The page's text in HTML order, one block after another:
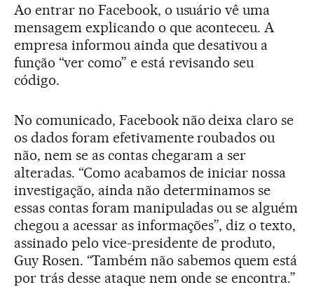
Ao entrar no Facebook, o usuário vê uma
mensagem explicando o que aconteceu. A
empresa informou ainda que desativou a
função “ver como” e está revisando seu
código.
No comunicado, Facebook não deixa claro se
os dados foram efetivamente roubados ou
não, nem se as contas chegaram a ser
alteradas. “Como acabamos de iniciar nossa
investigação, ainda não determinamos se
essas contas foram manipuladas ou se alguém
chegou a acessar as informações”, diz o texto,
assinado pelo vice-presidente de produto,
Guy Rosen. “Também não sabemos quem está
por trás desse ataque nem onde se encontra.”